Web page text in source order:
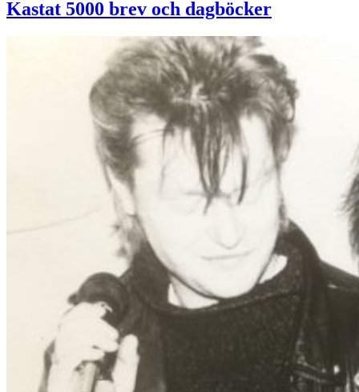
Kastat 5000 brev och dagböcker